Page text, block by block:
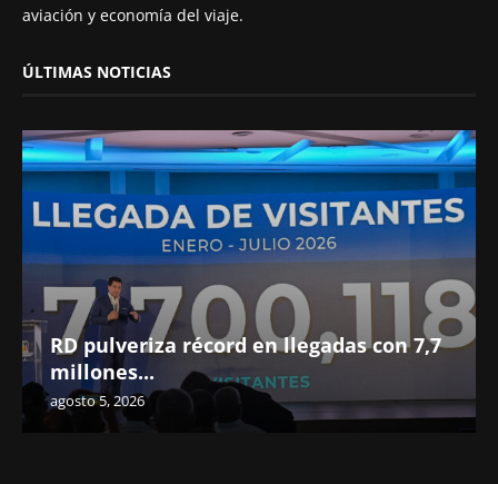
aviación y economía del viaje.
ÚLTIMAS NOTICIAS
RD pulveriza récord en llegadas con 7,7
millones...
agosto 5, 2026